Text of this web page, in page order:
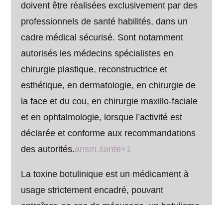
doivent être réalisées exclusivement par des
professionnels de santé habilités, dans un
cadre médical sécurisé. Sont notamment
autorisés les médecins spécialistes en
chirurgie plastique, reconstructrice et
esthétique, en dermatologie, en chirurgie de
la face et du cou, en chirurgie maxillo-faciale
et en ophtalmologie, lorsque l’activité est
déclarée et conforme aux recommandations
des autorités.ansm.sante+1
La toxine botulinique est un médicament à
usage strictement encadré, pouvant